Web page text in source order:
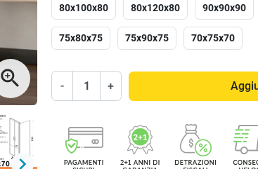
zoom_in
keyboard_arrow_right
80x100x80 80x120x80 90x90x90
75x80x75 75x90x75 70x75x70
- +